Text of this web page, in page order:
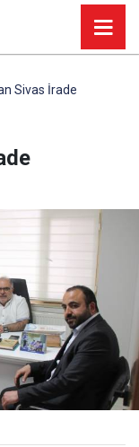
Sivas İrade